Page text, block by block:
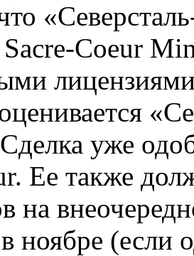
Sacre-Coeur
уже
Ее также
на
ноябре (если